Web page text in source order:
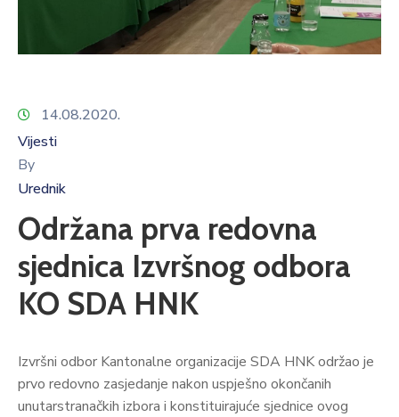
14.08.2020.
Vijesti
By
Urednik
Održana prva redovna
sjednica Izvršnog odbora
KO SDA HNK
Izvršni odbor Kantonalne organizacije SDA HNK održao je
prvo redovno zasjedanje nakon uspješno okončanih
unutarstranačkih izbora i konstituirajuće sjednice ovog